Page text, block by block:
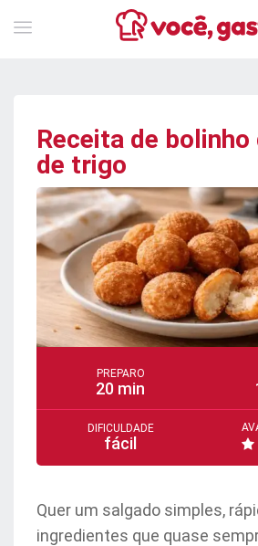
Receita de
de trigo
PREPARO
20 min
DIFICULDADE
fácil
Quer um salgado simples,
ingredientes que quase